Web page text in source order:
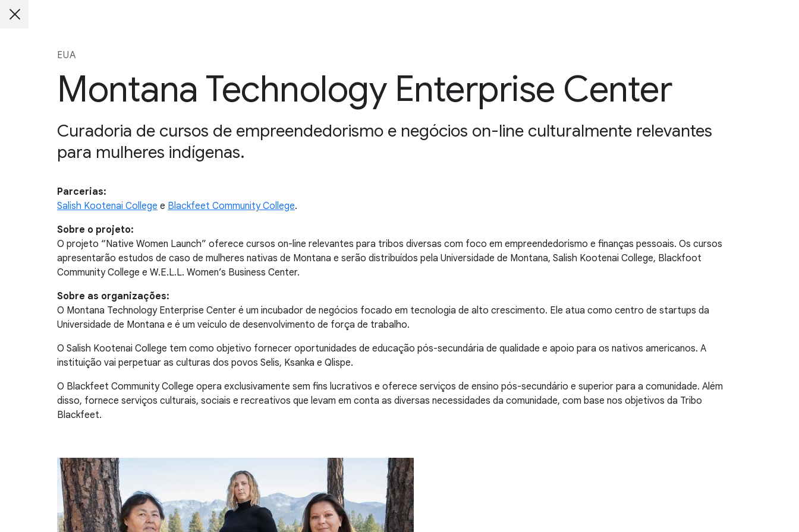
EUA
Montana Technology Enterprise Center
Curadoria de cursos de empreendedorismo e negócios on-line culturalmente relevantes
para mulheres indígenas.
Parcerias:
Salish Kootenai College e Blackfeet Community College.
Sobre o projeto:
O projeto “Native Women Launch” oferece cursos on-line relevantes para tribos diversas com foco em empreendedorismo e finanças pessoais. Os cursos
apresentarão estudos de caso de mulheres nativas de Montana e serão distribuídos pela Universidade de Montana, Salish Kootenai College, Blackfoot
Community College e W.E.L.L. Women’s Business Center.
Sobre as organizações:
O Montana Technology Enterprise Center é um incubador de negócios focado em tecnologia de alto crescimento. Ele atua como centro de startups da
Universidade de Montana e é um veículo de desenvolvimento de força de trabalho.
O Salish Kootenai College tem como objetivo fornecer oportunidades de educação pós-secundária de qualidade e apoio para os nativos americanos. A
instituição vai perpetuar as culturas dos povos Selis, Ksanka e Qlispe.
O Blackfeet Community College opera exclusivamente sem fins lucrativos e oferece serviços de ensino pós-secundário e superior para a comunidade. Além
disso, fornece serviços culturais, sociais e recreativos que levam em conta as diversas necessidades da comunidade, com base nos objetivos da Tribo
Blackfeet.